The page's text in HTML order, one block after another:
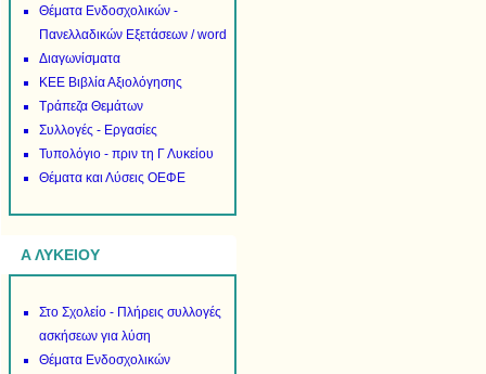
Θέματα Ενδοσχολικών -
Πανελλαδικών Εξετάσεων / word
Διαγωνίσματα
ΚΕΕ Βιβλία Αξιολόγησης
Τράπεζα Θεμάτων
Συλλογές - Εργασίες
Τυπολόγιο - πριν τη Γ Λυκείου
Θέματα και Λύσεις ΟΕΦΕ
Α ΛΥΚΕΙΟΥ
Στο Σχολείο - Πλήρεις συλλογές
ασκήσεων για λύση
Θέματα Ενδοσχολικών